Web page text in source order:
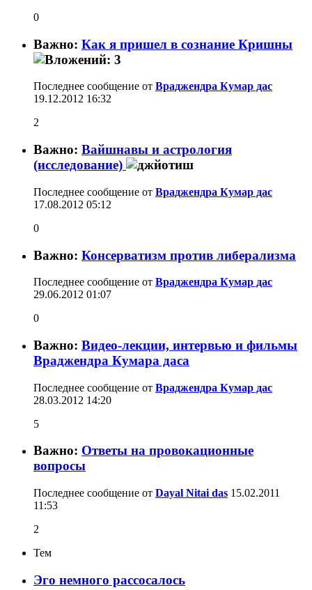
0
Важно: Как я пришел в сознание Кришны
Последнее сообщение от Враджендра Кумар дас
19.12.2012 16:32
2
Важно: Вайшнавы и астрология
(исследование)
Последнее сообщение от Враджендра Кумар дас
17.08.2012 05:12
0
Важно: Консерватизм против либерализма
Последнее сообщение от Враджендра Кумар дас
29.06.2012 01:07
0
Важно: Видео-лекции, интервью и фильмы
Враджендра Кумара даса
Последнее сообщение от Враджендра Кумар дас
28.03.2012 14:20
5
Важно: Ответы на провокационные
вопросы
Последнее сообщение от Dayal Nitai das 15.02.2011
11:53
2
Тем
Эго немного рассосалось